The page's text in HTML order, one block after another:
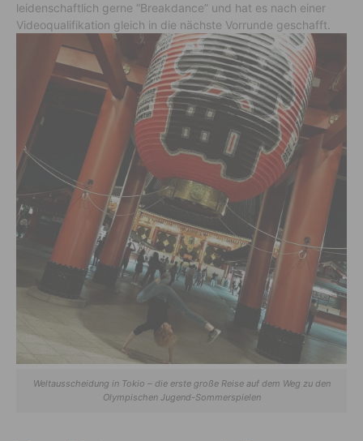
leidenschaftlich gerne “Breakdance” und hat es nach einer
Videoqualifikation gleich in die nächste Vorrunde geschafft.
Weltausscheidung in Tokio – die erste große Reise auf dem Weg zu den
Olympischen Jugend-Sommerspielen